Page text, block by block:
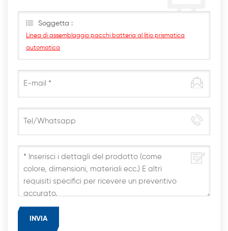
Soggetta :
Linea di assemblaggio pacchi batteria al litio prismatica
automatica